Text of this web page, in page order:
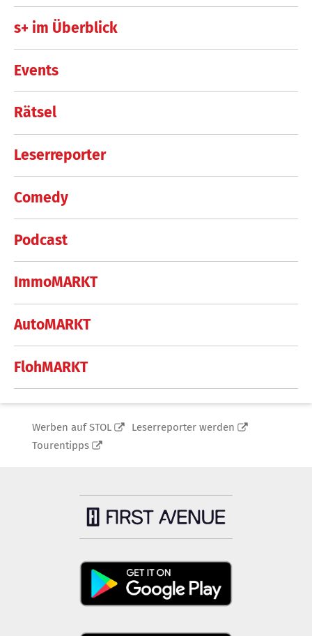
s+ im Überblick
Events
Rätsel
Leserreporter
Comedy
Podcast
ImmoMARKT
AutoMARKT
FlohMARKT
Werben auf STOL
Leserreporter werden
Tourentipps